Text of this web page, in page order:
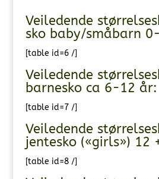
Veiledende
sko baby/småbarn
[table id=6 /]
Veiledende
barnesko ca 6-12 år:
[table id=7 /]
Veiledende
jentesko («girls») 12
[table id=8 /]